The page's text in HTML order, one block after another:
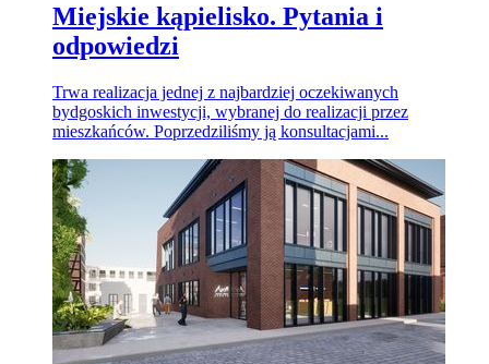
Miejskie kąpielisko. Pytania i
odpowiedzi
Trwa realizacja jednej z najbardziej oczekiwanych
bydgoskich inwestycji, wybranej do realizacji przez
mieszkańców. Poprzedziliśmy ją konsultacjami...